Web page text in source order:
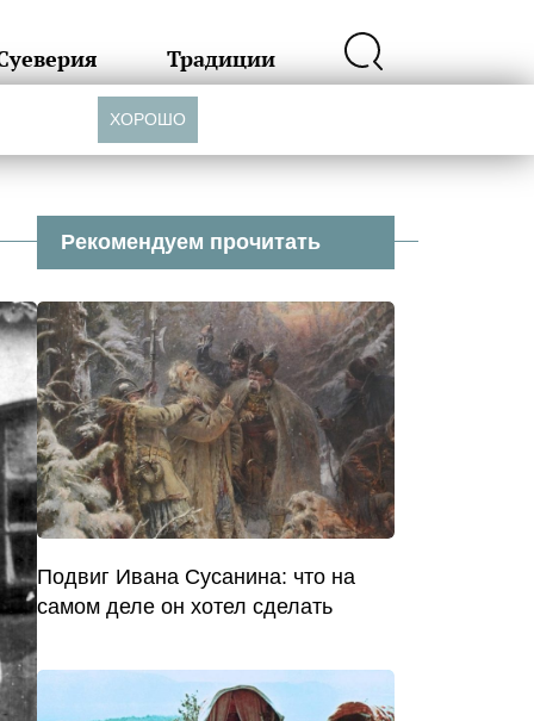
Традиции
Рекомендуем прочитать
Подвиг Ивана Сусанина: что на
самом деле он хотел сделать
ХОРОШО